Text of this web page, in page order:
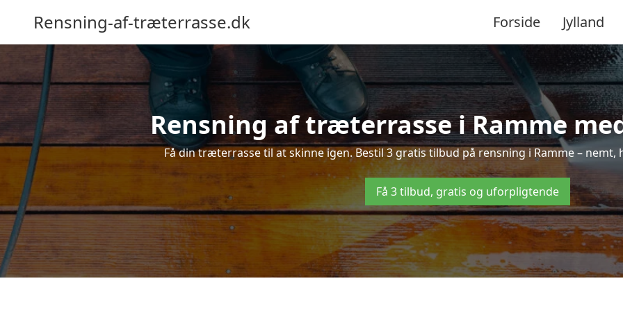
Rensning-af-træterrasse.dk Forside Jylland
Rensning af træterrasse i Ramme
Få din træterrasse til at skinne igen. Bestil 3 gratis tilbud på rensning i Ramme –
Få 3 tilbud, gratis og uforpligtende